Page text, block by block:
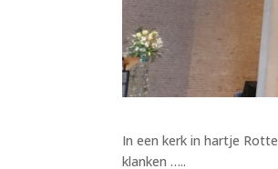
In een kerk in hartje
klanken …..